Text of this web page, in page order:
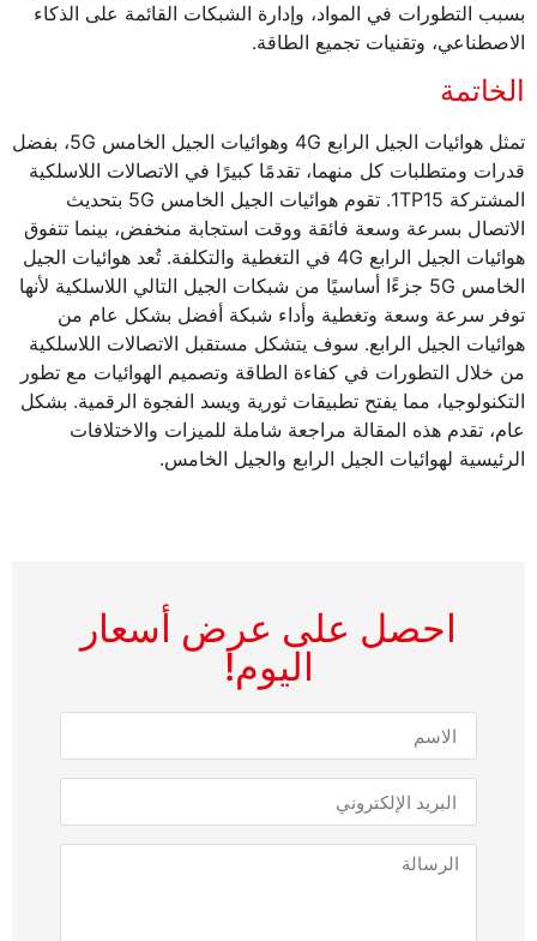
بسبب التطورات في المواد، وإدارة الشبكات القائمة على الذكاء
الاصطناعي، وتقنيات تجميع الطاقة.
الخاتمة
تمثل هوائيات الجيل الرابع 4G وهوائيات الجيل الخامس 5G، بفضل
قدرات ومتطلبات كل منهما، تقدمًا كبيرًا في الاتصالات اللاسلكية
المشتركة 1TP15. تقوم هوائيات الجيل الخامس 5G بتحديث
الاتصال بسرعة وسعة فائقة ووقت استجابة منخفض، بينما تتفوق
هوائيات الجيل الرابع 4G في التغطية والتكلفة. تُعد هوائيات الجيل
الخامس 5G جزءًا أساسيًا من شبكات الجيل التالي اللاسلكية لأنها
توفر سرعة وسعة وتغطية وأداء شبكة أفضل بشكل عام من
هوائيات الجيل الرابع. سوف يتشكل مستقبل الاتصالات اللاسلكية
من خلال التطورات في كفاءة الطاقة وتصميم الهوائيات مع تطور
التكنولوجيا، مما يفتح تطبيقات ثورية ويسد الفجوة الرقمية. بشكل
عام، تقدم هذه المقالة مراجعة شاملة للميزات والاختلافات
الرئيسية لهوائيات الجيل الرابع والجيل الخامس.
احصل على عرض أسعار
اليوم!